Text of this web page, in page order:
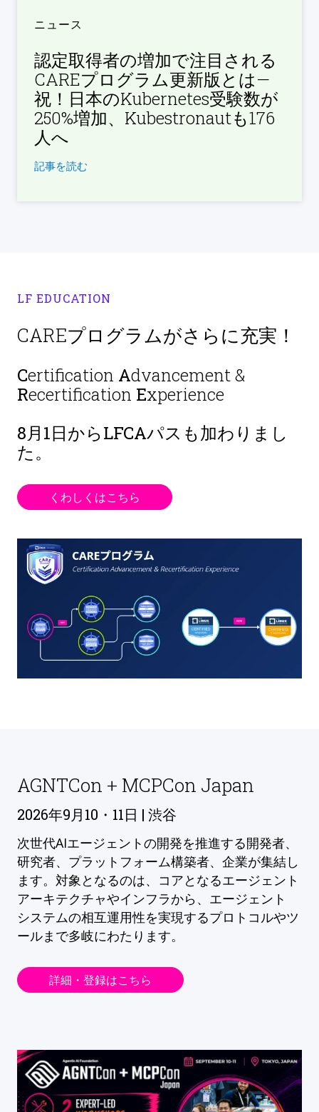
ニュース
認定取得者の増加で注目される
CAREプログラム更新版とは—
祝！日本のKubernetes受験数が
250%増加、Kubestronautも176
人へ
記事を読む
LF EDUCATION
CAREプログラムがさらに充実！
Certification Advancement &
Recertification Experience
8月1日からLFCAパスも加わりまし
た。
くわしくはこちら
AGNTCon + MCPCon Japan
2026年9月10・11日 | 渋谷
次世代AIエージェントの開発を推進する開発者、
研究者、プラットフォーム構築者、企業が集結し
ます。対象となるのは、コアとなるエージェント
アーキテクチャやインフラから、エージェント
システムの相互運用性を実現するプロトコルやツ
ールまで多岐にわたります。
詳細・登録はこちら